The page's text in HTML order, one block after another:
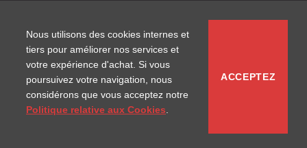
Nous utilisons des cookies internes et
tiers pour améliorer nos services et
votre expérience d'achat. Si vous
poursuivez votre navigation, nous
considérons que vous acceptez notre
Politique relative aux Cookies
ACCEPTEZ